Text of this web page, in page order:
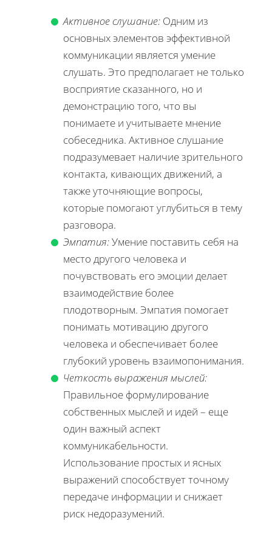
Активное слушание: Одним из
основных элементов эффективной
коммуникации является умение
слушать. Это предполагает не только
восприятие сказанного, но и
демонстрацию того, что вы
понимаете и учитываете мнение
собеседника. Активное слушание
подразумевает наличие зрительного
контакта, кивающих движений, а
также уточняющие вопросы,
которые помогают углубиться в тему
разговора.
Эмпатия:Умение поставить себя на
место другого человека и
почувствовать его эмоции делает
взаимодействие более
плодотворным. Эмпатия помогает
понимать мотивацию другого
человека и обеспечивает более
глубокий уровень взаимопонимания.
Четкость выражения мыслей:
Правильное формулирование
собственных мыслей и идей – еще
один важный аспект
коммуникабельности.
Использование простых и ясных
выражений способствует точному
передаче информации и снижает
риск недоразумений.